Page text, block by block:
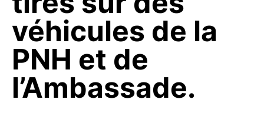
véhicules de la
PNH et de
l’Ambassade.